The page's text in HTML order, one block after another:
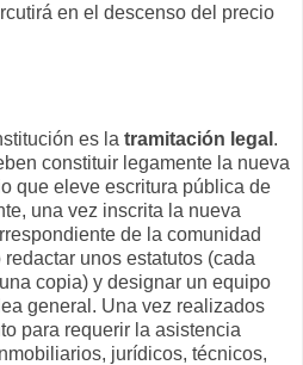
en el descenso del precio
es la tramitación legal .
constituir legamente la nueva
que eleve escritura pública de
una vez inscrita la nueva
de la comunidad
unos estatutos (cada
copia) y designar un equipo
general. Una vez realizados
para requerir la asistencia
jurídicos, técnicos,